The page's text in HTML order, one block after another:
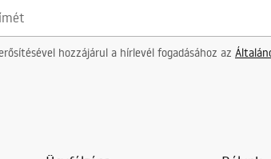
hozzájárul a hírlevél fogadásához az